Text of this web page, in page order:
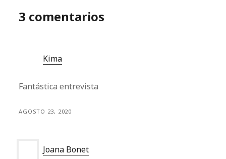
3 comentarios
Kima
Fantástica entrevista
AGOSTO 23, 2020
Joana Bonet